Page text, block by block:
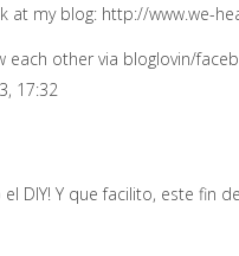
at my blog: http://www.we-
each other via bloglovin/
17:32
el DIY! Y que facilito, este